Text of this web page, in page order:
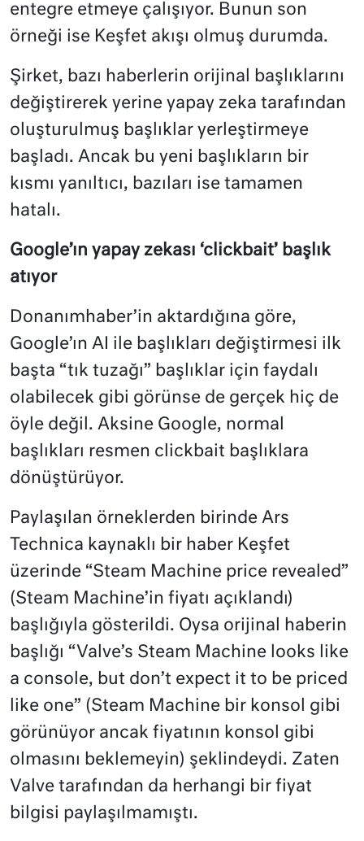
entegre etmeye çalışıyor. Bunun son
örneği ise Keşfet akışı olmuş durumda.
Şirket, bazı haberlerin orijinal başlıklarını
değiştirerek yerine yapay zeka tarafından
oluşturulmuş başlıklar yerleştirmeye
başladı. Ancak bu yeni başlıkların bir
kısmı yanıltıcı, bazıları ise tamamen
hatalı.
Google’ın yapay zekası ‘clickbait’ başlık
atıyor
Donanımhaber’in aktardığına göre,
Google’ın AI ile başlıkları değiştirmesi ilk
başta “tık tuzağı” başlıklar için faydalı
olabilecek gibi görünse de gerçek hiç de
öyle değil. Aksine Google, normal
başlıkları resmen clickbait başlıklara
dönüştürüyor.
Paylaşılan örneklerden birinde Ars
Technica kaynaklı bir haber Keşfet
üzerinde “Steam Machine price revealed”
(Steam Machine’in fiyatı açıklandı)
başlığıyla gösterildi. Oysa orijinal haberin
başlığı “Valve’s Steam Machine looks like
a console, but don’t expect it to be priced
like one” (Steam Machine bir konsol gibi
görünüyor ancak fiyatının konsol gibi
olmasını beklemeyin) şeklindeydi. Zaten
Valve tarafından da herhangi bir fiyat
bilgisi paylaşılmamıştı.